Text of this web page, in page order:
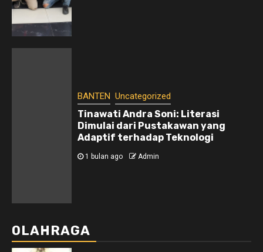
BANTEN Uncategorized
Tinawati Andra Soni: Literasi
Dimulai dari Pustakawan yang
Adaptif terhadap Teknologi
1 bulan ago Admin
OLAHRAGA